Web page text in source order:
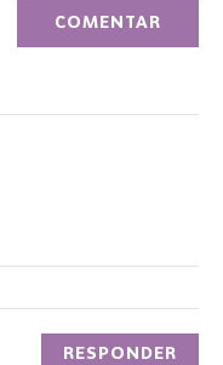
RESPONDER